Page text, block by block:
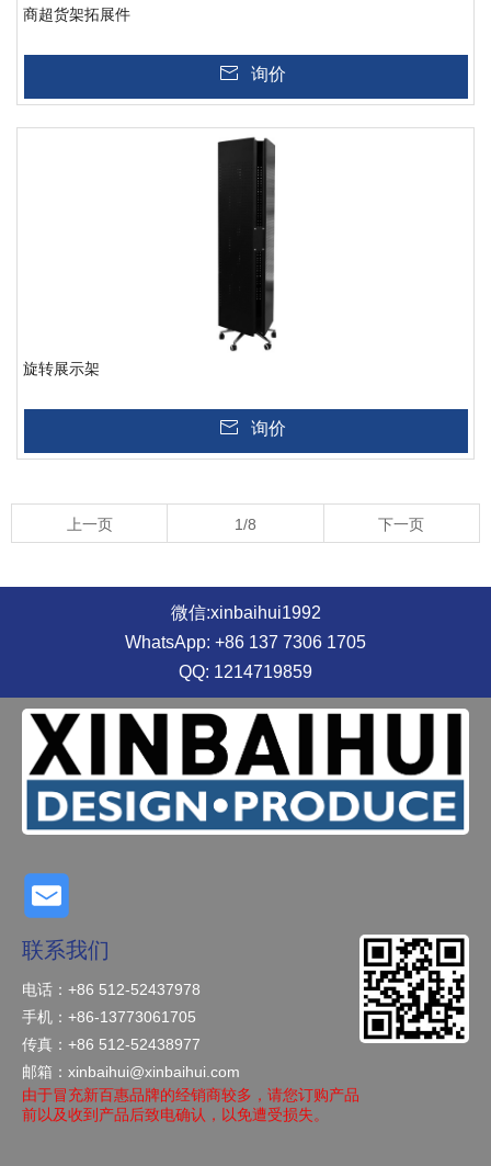
商超货架拓展件
询价
旋转展示架
询价
上一页 1/8 下一页
微信:xinbaihui1992
WhatsApp: +86 137 7306 1705
QQ: 1214719859
联系我们
电话：+86 512-52437978
手机：+86-13773061705
传真：+86 512-52438977
邮箱： xinbaihui@xinbaihui.com
由于冒充新百惠品牌的经销商较多，请您订购产品
前以及收到产品后致电确认，以免遭受损失。